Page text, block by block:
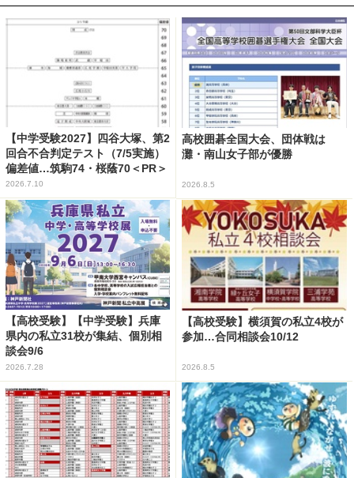
【中学受験2027】四谷大塚、第2
回合不合判定テスト（7/5実施）
偏差値…筑駒74・桜蔭70＜PR＞
2026.7.10
高校囲碁全国大会、団体戦は
灘・南山女子部が優勝
2026.8.5
【高校受験】【中学受験】兵庫
県内の私立31校が集結、個別相
談会9/6
2026.7.28
【高校受験】横須賀の私立4校が
参加…合同相談会10/12
2026.8.5